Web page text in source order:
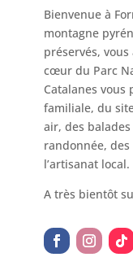
Bienvenue à
montagne
préservés,
cœur du Parc
Catalanes
familiale, du
air, des
randonnée,
l’artisanat local.
A très bientôt